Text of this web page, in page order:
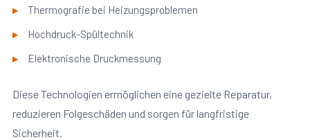
Thermografie bei Heizungsproblemen
Hochdruck-Spültechnik
Elektronische Druckmessung
Diese Technologien ermöglichen eine gezielte Reparatur,
reduzieren Folgeschäden und sorgen für langfristige
Sicherheit.